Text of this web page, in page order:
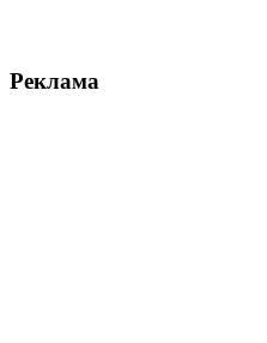
Реклама